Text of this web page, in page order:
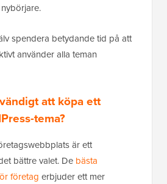
spendera betydande tid på att
använder alla teman
att köpa ett
tema?
är ett
bättre valet. De bästa
företag erbjuder ett mer